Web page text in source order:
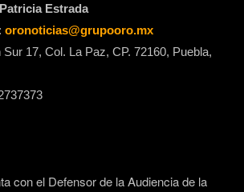
Estrada
oronoticias@grupooro.mx
Sur 17, Col. La Paz, CP. 72160, Puebla,
con el Defensor de la Audiencia de la